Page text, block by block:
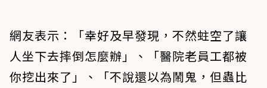
網友表示：「幸好及早發現，不然蛀空了讓
人坐下去摔倒怎麼辦」、「醫院老員工都被
你挖出來了」、「不說還以為鬧鬼，但蟲比